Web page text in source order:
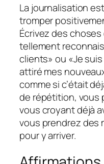
La journalisation
tromper
Écrivez des
tellement
clients» ou «Je suis
attiré mes
comme si c’était
de répétition, vous
vous croyant déjà
vous prendrez des
pour y arriver.